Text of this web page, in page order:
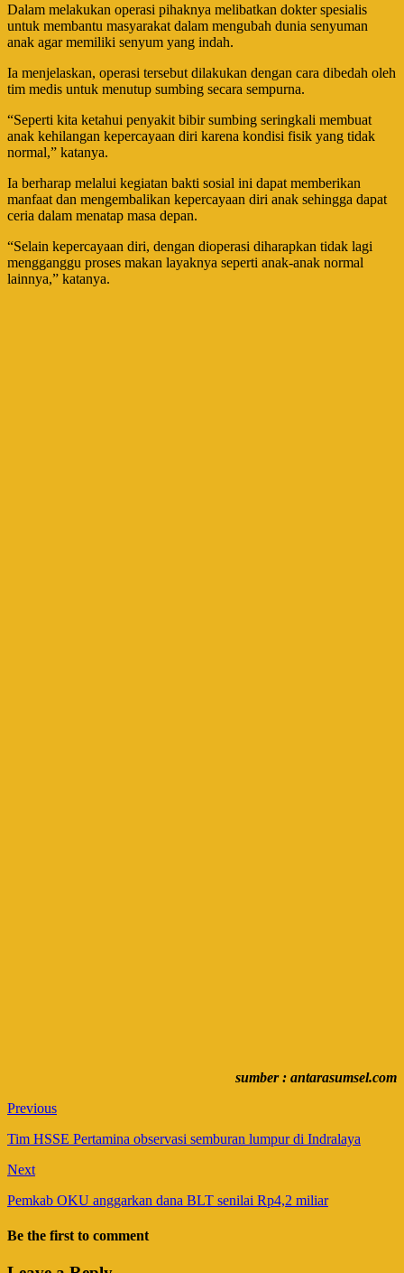
Dalam melakukan operasi pihaknya melibatkan dokter spesialis
untuk membantu masyarakat dalam mengubah dunia senyuman
anak agar memiliki senyum yang indah.
Ia menjelaskan, operasi tersebut dilakukan dengan cara dibedah oleh
tim medis untuk menutup sumbing secara sempurna.
“Seperti kita ketahui penyakit bibir sumbing seringkali membuat
anak kehilangan kepercayaan diri karena kondisi fisik yang tidak
normal,” katanya.
Ia berharap melalui kegiatan bakti sosial ini dapat memberikan
manfaat dan mengembalikan kepercayaan diri anak sehingga dapat
ceria dalam menatap masa depan.
“Selain kepercayaan diri, dengan dioperasi diharapkan tidak lagi
mengganggu proses makan layaknya seperti anak-anak normal
lainnya,” katanya.
sumber : antarasumsel.com
Previous
Tim HSSE Pertamina observasi semburan lumpur di Indralaya
Next
Pemkab OKU anggarkan dana BLT senilai Rp4,2 miliar
Be the first to comment